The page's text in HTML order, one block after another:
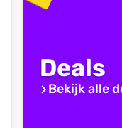
Deals
Bekijk alle